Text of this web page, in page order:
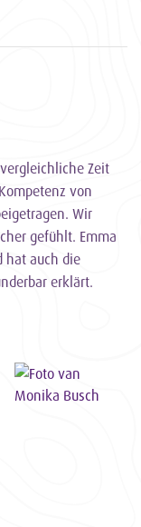
Zeit
von
Wir
gefühlt. Emma
hat auch die
erklärt.